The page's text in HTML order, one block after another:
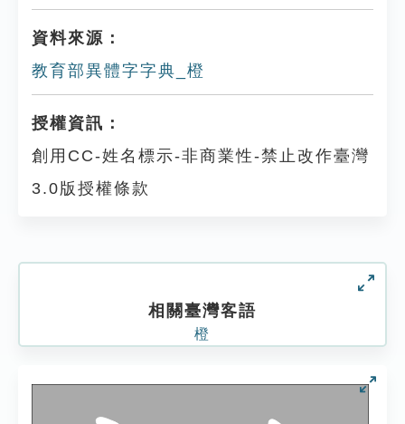
資料來源：
教育部異體字字典_橙
授權資訊：
創用CC-姓名標示-非商業性-禁止改作臺灣
3.0版授權條款
相關臺灣客語
橙